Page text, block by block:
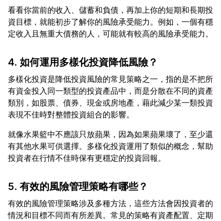
看看你當前的收入、儲蓄和負債，再加上你的短期和長期投
資目標，就能初步了解你的風險承受能力。例如，一個有穩
4. 如何運用多樣化投資降低風險？
多樣化投資是降低投資風險的常見策略之一，指的是不把所
有資金投入同一類型的投資產品中，而是分散在不同的資產
類別，如股票、債券、現金或房地產，藉此減少某一類投資
就像水果籃中不應該只放蘋果，因為如果蘋果壞了，至少還
有其他水果可供選擇。多樣化投資運用了類似的概念，幫助
5. 有效的風險管理策略有哪些？
有效的風險管理策略涉及多種方法，這些方法會因投資者的
情況和目標不同而有所差異。常見的策略有資產配置、定期